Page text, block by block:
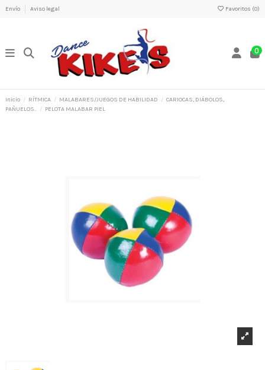
Envío Aviso legal Favoritos (0)
0
Inicio RÍTMICA MALABARES/JUEGOS DE HABILIDAD
CARIOCAS, DIÁBOLOS,
PAÑUELOS..
PELOTA MALABAR PIEL